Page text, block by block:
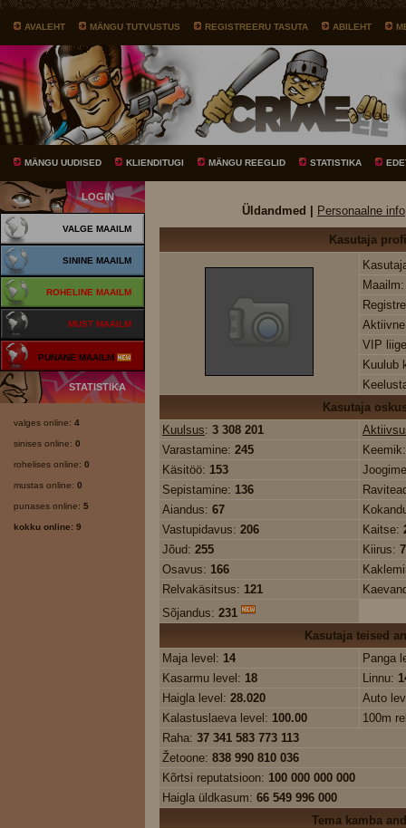
AVALEHT MÄNGU TUTVUSTUS REGISTREERU TASUTA ABILEHT
MÄNGU UUDISED KLIENDITUGI MÄNGU REEGLID STATISTIKA
LOGIN
VALGE MAAILM
SININE MAAILM
ROHELINE MAAILM
MUST MAAILM
PUNANE MAAILM
STATISTIKA
valges online: 4
sinises online: 0
rohelises online: 0
mustas online: 0
punases online: 5
kokku online: 9
Üldandmed | Personaalne info
Kasutaja
VIP
Kuulub
Kasutaja
Kuulsus: 3 308 201
Varastamine: 245
Käsitöö: 153
Sepistamine: 136
Aiandus: 67
Vastupidavus: 206 Kaitse:
Jõud: 255 Kiirus:
Osavus: 166
Relvakäsitsus: 121
Sõjandus: 231
Kasutaja teised
Maja level: 14
Panga
Kasarmu level: 18 Linnu:
Haigla level: 28.020
Auto
Kalastuslaeva level: 100.00
100m
Raha: 37 341 583 773 113
Žetoone: 838 990 810 036
Kõrtsi reputatsioon: 100 000 000 000
Haigla üldkasum: 66 549 996 000
Tema kamba